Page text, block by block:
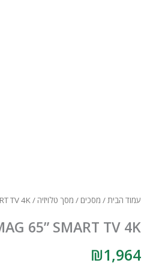
עמוד הבית/ מסכים / מסך טלויזיה / MAG 65” SMART TV 4K
65” SMART TV 4K
₪1,964